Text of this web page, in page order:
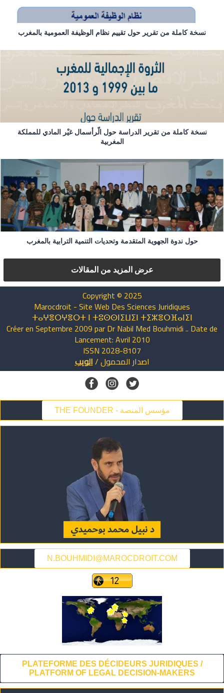
نسخة كاملة من تقرير حول تقييم نظام الوظيفة العمومية بالمغرب
نسخة كاملة من تقرير الدراسة حول الّرأسمال غيْر المادي للمملكة
المغربية
حول ندوة الجهوية المتقدمة وتحديات التنمية الترابية بالمغرب
عرض المزيد من المقالات
Copyright © 2025
Marocdroit - Site Web Des Sciences Juridiques
ⵜⴰⵖⴻⵔⵖⴻⵔⵜ ⵏ ⵜⵓⵙⵙⵏⵉⵡⵉⵏ ⵜⵉⵣⴻⵔⴼⴰⵏⵉⵏ
Créer en Septembre 2009 par Dr Nabil Med Bouhmidi .. Date de
Lancement: Avril 2010
ISSN 2028-8107
اصدارالمحمول/الويب
THE FOUNDER - مؤسس المنصة
N.BOUHMIDI@MAROCDROIT.COM
PLATEFORME DES DÉCIDEURS JURIDIQUES /
PLATFORM OF LEGAL DECISION-MAKERS